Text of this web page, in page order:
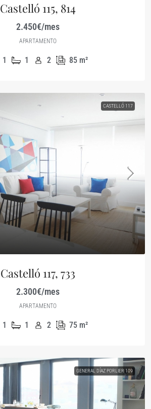
Castelló 115, 814
2.450€/mes
APARTAMENTO
1 1 2 85 m²
CASTELLÓ 117
Castelló 117, 733
2.300€/mes
APARTAMENTO
1 1 2 75 m²
GENERAL DÍAZ PORLIER 109